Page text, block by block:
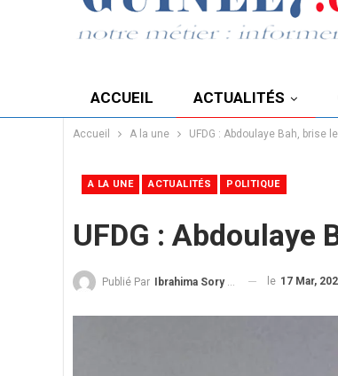
ACCUEIL ACTUALITÉS
Accueil A la une UFDG : Abdoulaye Bah, brise
A LA UNE ACTUALITÉS POLITIQUE
UFDG : Abdoulaye
Publié Par Ibrahima Sory Diallo le 17 Mar,